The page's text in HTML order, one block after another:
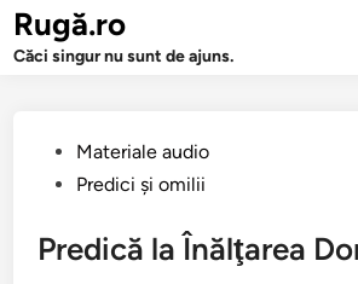
Sari
conținut
Rugă.ro
Căci singur nu sunt de ajuns.
PublicatMateriale audio
Predici şi omilii
Predică la Înălţarea